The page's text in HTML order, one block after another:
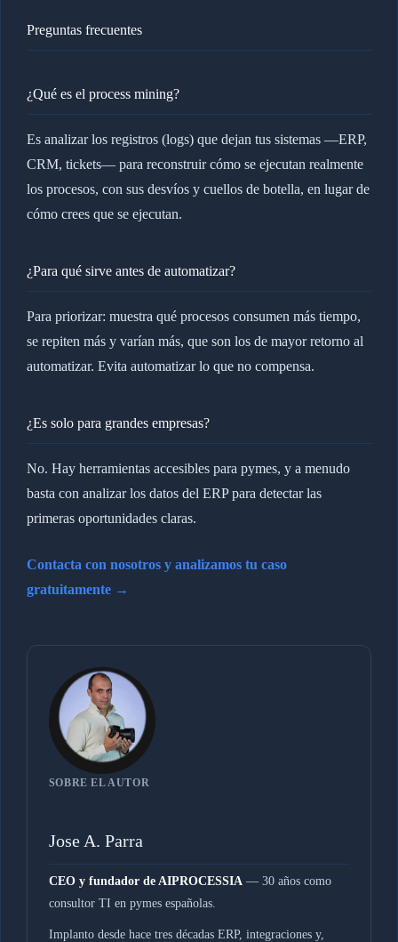
Preguntas frecuentes
¿Qué es el process mining?
Es analizar los registros (logs) que dejan tus sistemas —ERP,
CRM, tickets— para reconstruir cómo se ejecutan realmente
los procesos, con sus desvíos y cuellos de botella, en lugar de
cómo crees que se ejecutan.
¿Para qué sirve antes de automatizar?
Para priorizar: muestra qué procesos consumen más tiempo,
se repiten más y varían más, que son los de mayor retorno al
automatizar. Evita automatizar lo que no compensa.
¿Es solo para grandes empresas?
No. Hay herramientas accesibles para pymes, y a menudo
basta con analizar los datos del ERP para detectar las
primeras oportunidades claras.
Contacta con nosotros y analizamos tu caso
gratuitamente →
SOBRE EL AUTOR
Jose A. Parra
CEO y fundador de AIPROCESSIA — 30 años como
consultor TI en pymes españolas.
Implanto desde hace tres décadas ERP, integraciones y,